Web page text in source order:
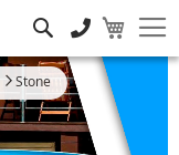
Stone